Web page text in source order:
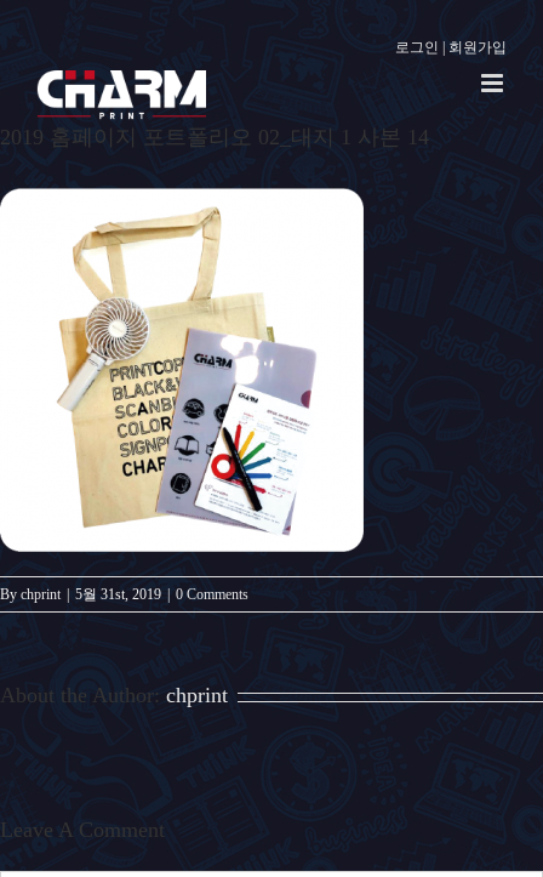
로그인 회원가입
2019 홈페이지 포트폴리오 02_대지 1 사본 14
By chprint 5월 31st, 2019 0 Comments
About the Author: chprint
Leave A Comment